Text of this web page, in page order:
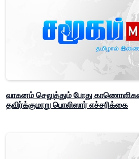
வாகனம் செலுத்தும் போது
தவிர்க்குமாறு பொலிஸார் எச்சரிக்கை